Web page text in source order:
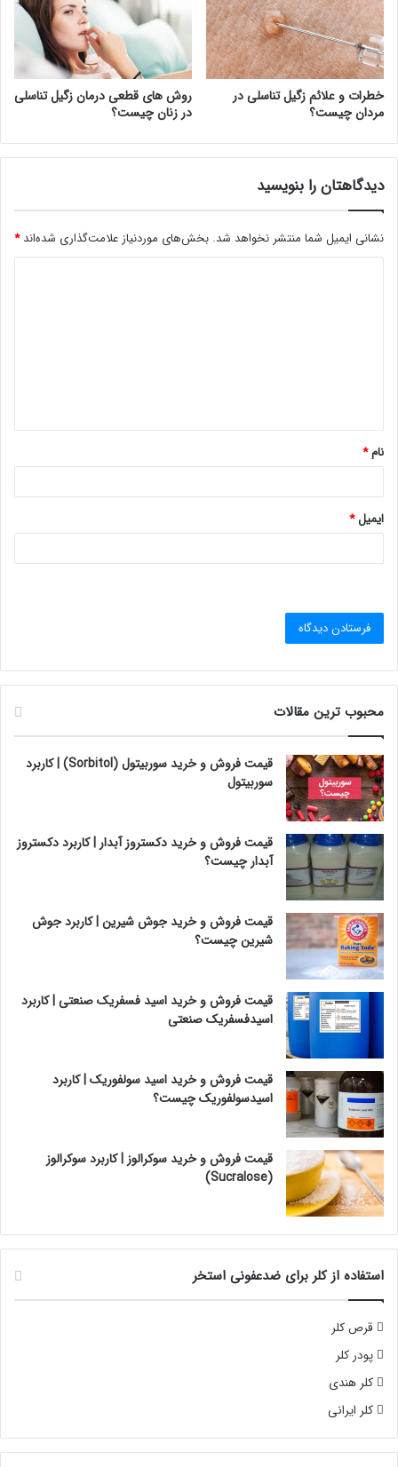
خطرات و علائم زگیل تناسلی در
مردان چیست؟
روش های قطعی درمان زگیل تناسلی
در زنان چیست؟
دیدگاهتان را بنویسید
نشانی ایمیل شما منتشر نخواهد شد. بخش‌های موردنیاز علامت‌گذاری شده‌اند*
*
نام*
ایمیل*
محبوب ترین مقالات
قیمت فروش و خرید سوربیتول (Sorbitol) | کاربرد
سوربیتول
قیمت فروش و خرید دکستروز آبدار | کاربرد دکستروز
آبدار چیست؟
قیمت فروش و خرید جوش شیرین | کاربرد جوش
شیرین چیست؟
قیمت فروش و خرید اسید فسفریک صنعتی | کاربرد
اسیدفسفریک صنعتی
قیمت فروش و خرید اسید سولفوریک | کاربرد
اسیدسولفوریک چیست؟
قیمت فروش و خرید سوکرالوز | کاربرد سوکرالوز
(Sucralose)
استفاده از کلر برای ضدعفونی استخر
قرص کلر
پودر کلر
کلر هندی
کلر ایرانی